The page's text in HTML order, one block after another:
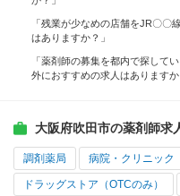
「残業が少なめの店舗をJR〇〇
はありますか？」
「薬剤師の募集を都内で探して
外におすすめの求人はありますか
大阪府吹田市の薬剤師求
調剤薬局 病院・クリニック
ドラッグストア（OTCのみ）